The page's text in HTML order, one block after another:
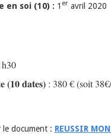
en soi (10) : 1 er avril 2020
(10 dates): 380 € (soit
le document : REUSSIR